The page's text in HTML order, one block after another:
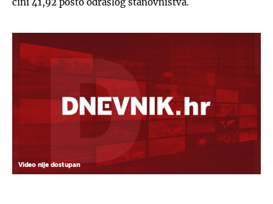
Video nije dostupan